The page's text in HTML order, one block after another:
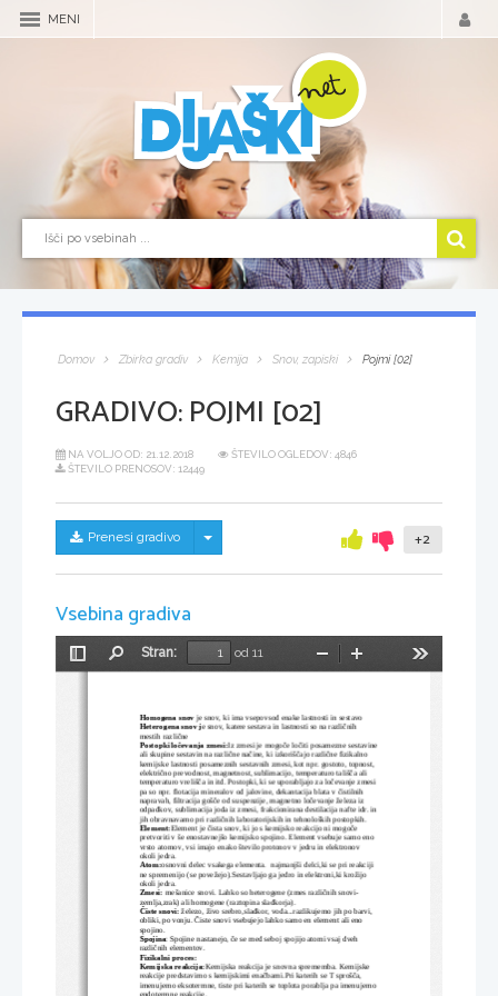
MENI
Domov Zbirka gradiv Kemija Snov, zapiski Pojmi [02]
GRADIVO:POJMI [02]
NA VOLJO OD: 21.12.2018
ŠTEVILO OGLEDOV: 4846
ŠTEVILO PRENOSOV: 12449
Prenesi gradivo Skrij/prikaži meni +2
Vsebina gradiva
Preklopi
Stran:
od 11
Pomanjšaj
Homogena snov je snov, ki ima vsepovsod enake lastnosti in sestavo
Heterogena snov je snov, katere sestava in lastnosti so na različnih
mestih različne
Postopki ločevanja zmesi:Iz zmesi je mogoče ločiti posamezne sestavine
ali skupine sestavin na različne načine, ki izkoriščajo različne fizikalno
kemijske lastnosti posameznih sestavnih zmesi, kot npr. gostoto, topnost,
električno prevodnost, magnetnost, sublimacijo, temperaturo tališča ali
temperaturo vrelišča in itd. Postopki, ki se uporabljajo za ločevanje zmesi
pa so npr. flotacija mineralov od jalovine, dekantacija blata v čistilnih
napravah, filtracija gošče od suspenzije, magnetno ločevanje železa iz
odpadkov, sublimacija joda iz zmesi, frakcionirana destilacija nafte idr. in
jih obravnavamo pri različnih laboratorijskih in tehnoloških postopkih.
Element:Element je čista snov, ki jo s kemijsko reakcijo ni mogoče
pretvoriti v še enostavnejšo kemijsko spojino. Element vsebuje samo eno
vrsto atomov, vsi imajo enako število protonov v jedru in elektronov
okoli jedra.
Atom:osnovni delec vsakega elementa. najmanjši delci,ki se pri reakciji
ne spremenijo (se povežejo).Sestavljajo ga jedro in elektroni,ki krožijo
okoli jedra.
Zmesi: mešanice snovi. Lahko so heterogene (zmes različnih snovi-
zemlja,zrak) ali homogene (raztopina sladkorja).
Čiste snovi: železo, živo srebro,sladkor, voda...razlikujemo jih po barvi,
obliki, po vonju. Čiste snovi vsebujejo lahko samo en element ali eno
spojino.
Spojina: Spojine nastanejo, če se med seboj spojijo atomi vsaj dveh
različnih elementov.
Fizikalni proces:
Kemijska reakcija:Kemijska reakcija je snovna sprememba. Kemijske
reakcije predstavimo s kemijskimi enačbami.Pri katerih se T sprošča,
imenujemo eksotermne, tiste pri katerih se toplota porablja pa imenujemo